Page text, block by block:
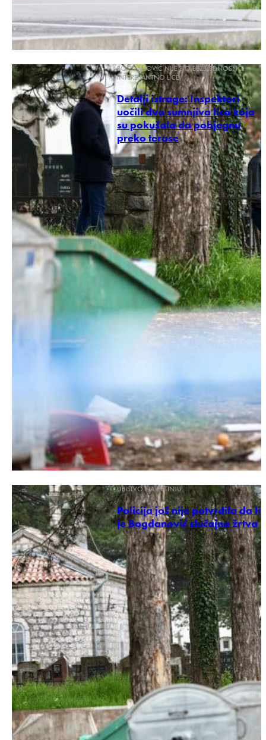
BOGDANOVIĆ NIJE BIO BEZBJEDNOSNO
INTERESANTNO LICE
Detalji istrage: Inspektori
uočili dva sumnjiva lica koja
su pokušala da pobjegnu
preko terase
UBISTVO NA CETINJU
Policija još nije potvrdila da li
je Bogdanović slučajna žrtva